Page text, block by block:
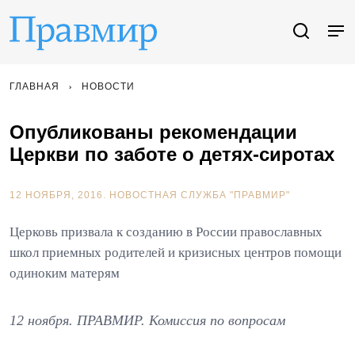
ГЛАВНАЯ НОВОСТИ
Опубликованы рекомендации
Церкви по заботе о детях-сиротах
12 НОЯБРЯ, 2016. НОВОСТНАЯ СЛУЖБА "ПРАВМИР"
Церковь призвала к созданию в России православных
школ приемных родителей и кризисных центров помощи
одиноким матерям
12 ноября. ПРАВМИР. Комиссия по вопросам